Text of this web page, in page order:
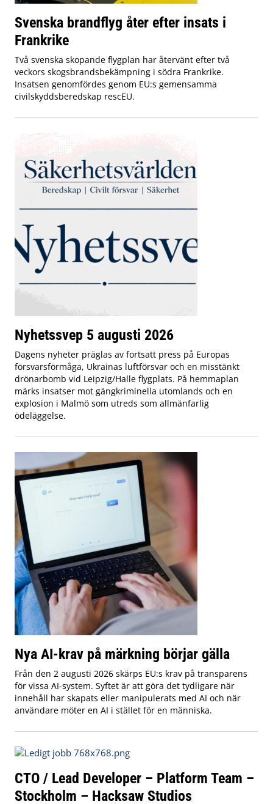
Svenska brandflyg åter efter insats i
Frankrike
Två svenska skopande flygplan har återvänt efter två
veckors skogsbrandsbekämpning i södra Frankrike.
Insatsen genomfördes genom EU:s gemensamma
civilskyddsberedskap rescEU.
Nyhetssvep 5 augusti 2026
Dagens nyheter präglas av fortsatt press på Europas
försvarsförmåga, Ukrainas luftförsvar och en misstänkt
drönarbomb vid Leipzig/Halle flygplats. På hemmaplan
märks insatser mot gängkriminella utomlands och en
explosion i Malmö som utreds som allmänfarlig
ödeläggelse.
Nya AI-krav på märkning börjar gälla
Från den 2 augusti 2026 skärps EU:s krav på transparens
för vissa AI-system. Syftet är att göra det tydligare när
innehåll har skapats eller manipulerats med AI och när
användare möter en AI i stället för en människa.
CTO / Lead Developer – Platform Team –
Stockholm – Hacksaw Studios